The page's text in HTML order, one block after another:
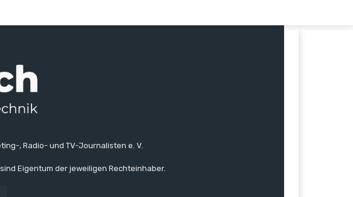
, Radio- und TV-Journalisten e. V.
Eigentum der jeweiligen Rechteinhaber.